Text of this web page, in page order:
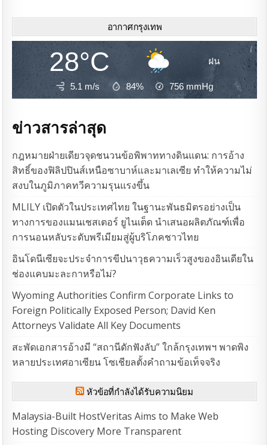
อากาศกรุงเทพ
28°C ฝน
5.1 m/s 84% 756 mmHg
ข่าวสารล่าสุด
กฎหมายฝ่ายเดียวจุดชนวนข้อพิพาททางดินแดน: การอ้าง
สิทธิ์ของฟิลิปปินส์เหนือซาบาห์และมาเลเซีย ทำให้ความไม่
สงบในภูมิภาคทวีความรุนแรงขึ้น
MLILY เปิดตัวในประเทศไทย ในฐานะพันธมิตรอย่างเป็น
ทางการของแมนเชสเตอร์ ยูไนเต็ด นำเสนอผลิตภัณฑ์เพื่อ
การนอนหลับระดับพรีเมียมสู่ผู้บริโภคชาวไทย
อินโดนีเซียจะประจำการขีปนาวุธความเร็วสูงของอินเดียใน
ช่องแคบมะละกาหรือไม่?
Wyoming Authorities Confirm Corporate Links to
Foreign Politically Exposed Person; David Ken
Attorneys Validate All Key Documents
สะพัดเอกสารอ้างมี “สถานีดักฟังลับ” ใกล้กรุงเทพฯ พาดพิง
หลายประเทศอาเซียน โซเชียลตั้งคำถามข้อเท็จจริง
หัวข้อที่กำลังได้รับความนิยม
Malaysia-Built HostVeritas Aims to Make Web
Hosting Discovery More Transparent